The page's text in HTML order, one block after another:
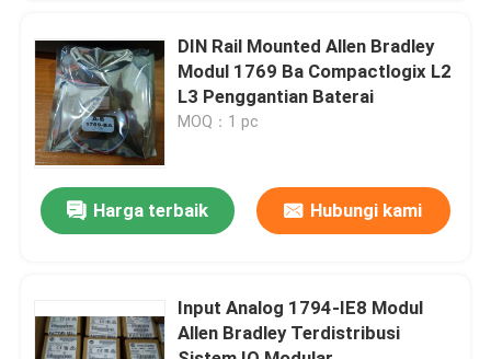
Hubungi Kami
Berita
Minta Kutipan
Bagian Bently Nevada
DIN Rail Mounted Allen Bradley
Modul 1769 Ba Compactlogix L2
L3 Penggantian Baterai
MOQ：1 pc
Harga terbaik Hubungi kami
Input Analog 1794-IE8 Modul
Allen Bradley Terdistribusi